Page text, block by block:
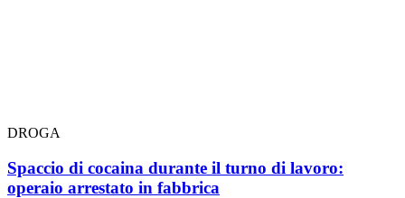
DROGA
Spaccio di cocaina durante il turno di lavoro:
operaio arrestato in fabbrica